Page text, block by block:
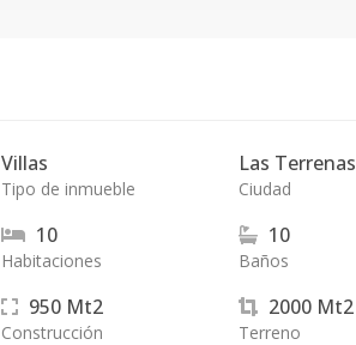
Villas
Tipo de inmueble
Las Terrenas
Ciudad
10
Habitaciones
10
Baños
950 Mt2
Construcción
2000 Mt2
Terreno